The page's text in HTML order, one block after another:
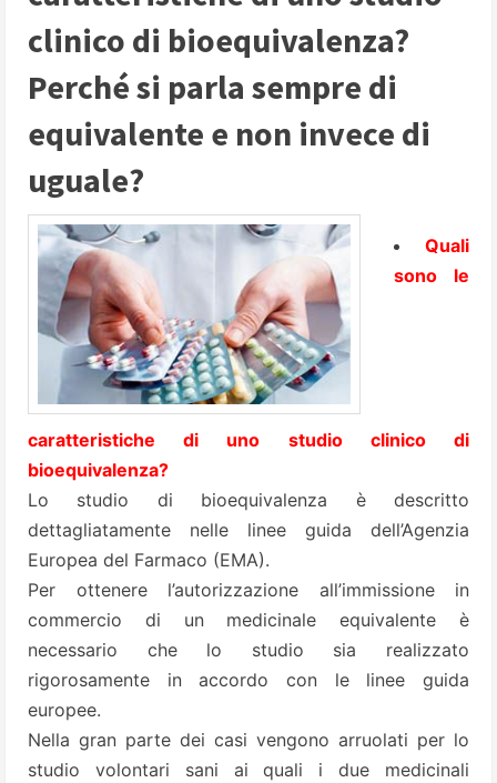
clinico di bioequivalenza?
Perché si parla sempre di
equivalente e non invece di
uguale?
Quali
sono le
caratteristiche di uno studio clinico di
bioequivalenza?
Lo studio di bioequivalenza è descritto
dettagliatamente nelle linee guida dell’Agenzia
Europea del Farmaco (EMA).
Per ottenere l’autorizzazione all’immissione in
commercio di un medicinale equivalente è
necessario che lo studio sia realizzato
rigorosamente in accordo con le linee guida
europee.
Nella gran parte dei casi vengono arruolati per lo
studio volontari sani ai quali i due medicinali